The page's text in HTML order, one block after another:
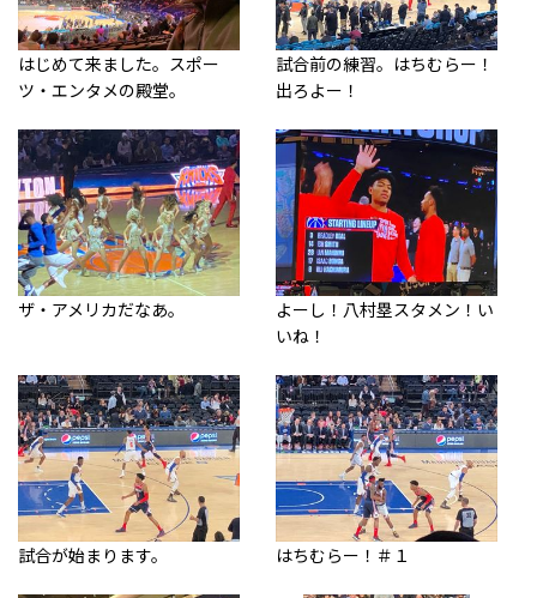
はじめて来ました。スポー
ツ・エンタメの殿堂。
試合前の練習。はちむらー！
出ろよー！
ザ・アメリカだなあ。
よーし！八村塁スタメン！い
いね！
試合が始まります。 はちむらー！＃１